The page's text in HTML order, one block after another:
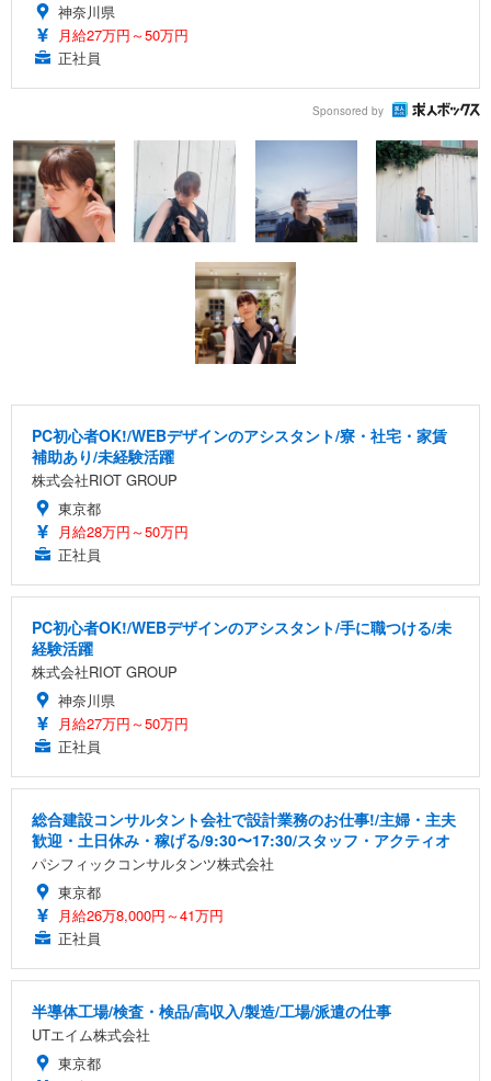
神奈川県
月給27万円～50万円
正社員
Sponsored by
PC初心者OK!/WEBデザインのアシスタント/寮・社宅・家賃
補助あり/未経験活躍
株式会社RIOT GROUP
東京都
月給28万円～50万円
正社員
PC初心者OK!/WEBデザインのアシスタント/手に職つける/未
経験活躍
株式会社RIOT GROUP
神奈川県
月給27万円～50万円
正社員
総合建設コンサルタント会社で設計業務のお仕事!/主婦・主夫
歓迎・土日休み・稼げる/9:30〜17:30/スタッフ・アクティオ
パシフィックコンサルタンツ株式会社
東京都
月給26万8,000円～41万円
正社員
半導体工場/検査・検品/高収入/製造/工場/派遣の仕事
UTエイム株式会社
東京都